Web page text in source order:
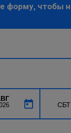
форму, чтобы
СБТ